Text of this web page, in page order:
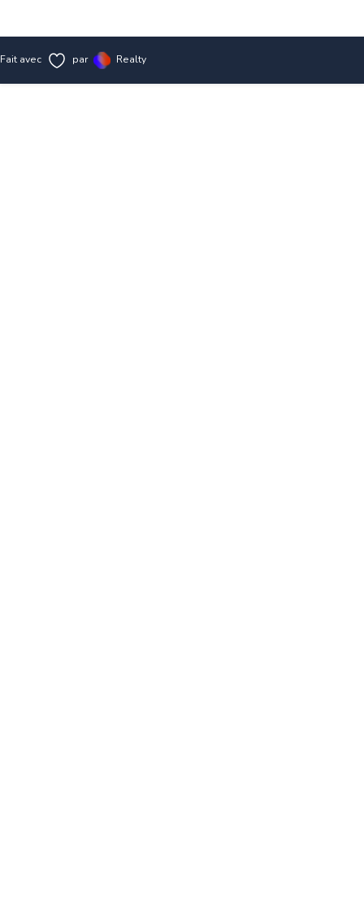
Fait avec par Realty